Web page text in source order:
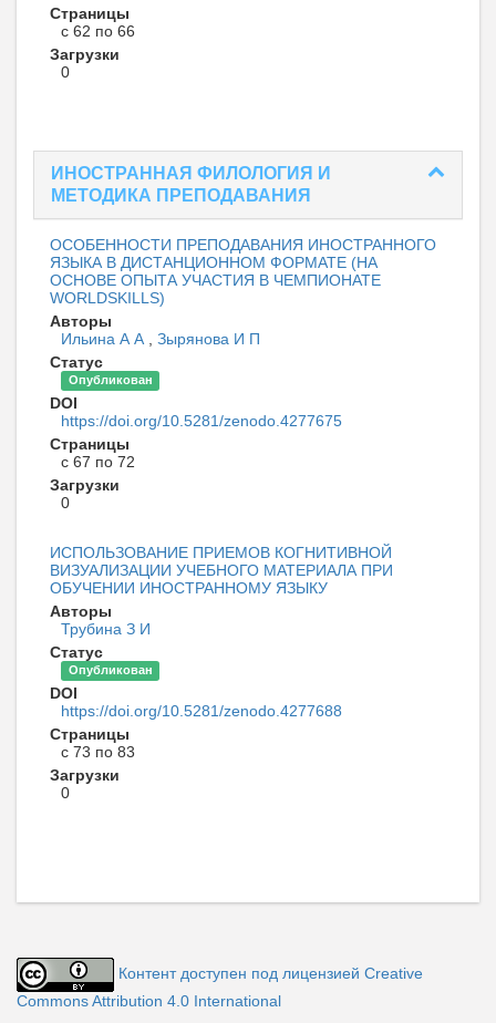
Страницы
с 62 по 66
Загрузки
0
ИНОСТРАННАЯ ФИЛОЛОГИЯ И
МЕТОДИКА ПРЕПОДАВАНИЯ
ОСОБЕННОСТИ ПРЕПОДАВАНИЯ ИНОСТРАННОГО
ЯЗЫКА В ДИСТАНЦИОННОМ ФОРМАТЕ (НА
ОСНОВЕ ОПЫТА УЧАСТИЯ В ЧЕМПИОНАТЕ
WORLDSKILLS)
Авторы
Ильина А А
Зырянова И П
Статус
Опубликован
DOI
https://doi.org/10.5281/zenodo.4277675
Страницы
с 67 по 72
Загрузки
0
ИСПОЛЬЗОВАНИЕ ПРИЕМОВ КОГНИТИВНОЙ
ВИЗУАЛИЗАЦИИ УЧЕБНОГО МАТЕРИАЛА ПРИ
ОБУЧЕНИИ ИНОСТРАННОМУ ЯЗЫКУ
Авторы
Трубина З И
Статус
Опубликован
DOI
https://doi.org/10.5281/zenodo.4277688
Страницы
с 73 по 83
Загрузки
0
Контент доступен под лицензией Creative
Commons Attribution 4.0 International